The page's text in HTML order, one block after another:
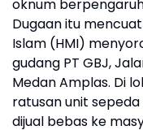
oknum
Dugaan itu
Islam (HMI)
gudang PT GBJ,
Medan Amplas. Di
ratusan unit
dijual bebas ke